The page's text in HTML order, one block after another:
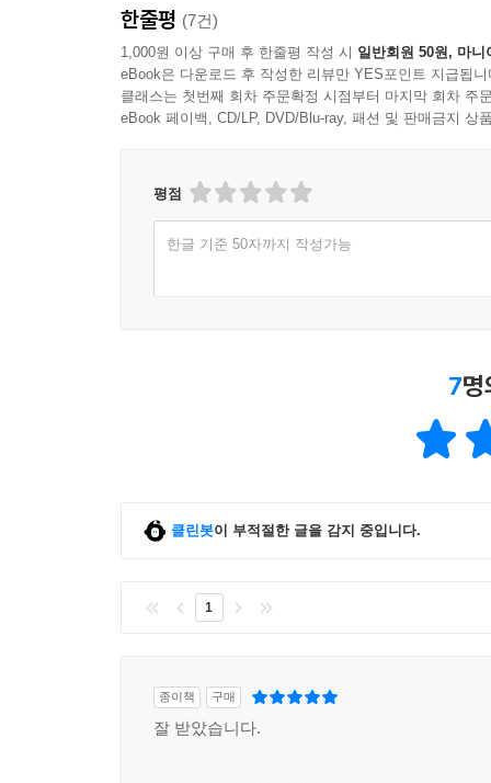
한줄평 (7건)
1,000원 이상 구매 후 한줄평 작성 시 일반회원 50원, 마니
eBook은 다운로드 후 작성한 리뷰만 YES포인트 지급됩니
클래스는 첫번째 회차 주문확정 시점부터 마지막 회차 주
eBook 페이백, CD/LP, DVD/Blu-ray, 패션 및 판매금지 상
평점
한글 기준 50자까지 작성가능
7
클린봇이 부적절한 글을 감지 중입니다.
1
종이책 구매
잘 받았습니다.